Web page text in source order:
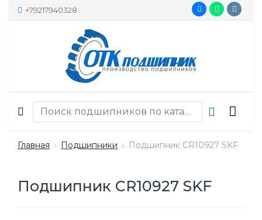
+79217940328
Главная Подшипники Подшипник CR10927 SKF
Подшипник CR10927 SKF